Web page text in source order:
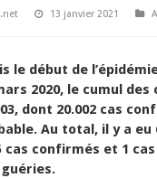
13 janvier 2021
le début de
2020, le cumul des
dont 20.002 cas
Au total, il y a eu
cas confirmés et 1
guéries.